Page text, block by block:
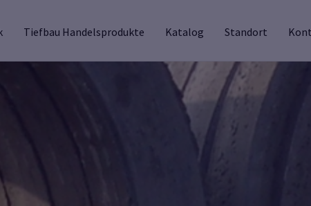
Tiefbau Handelsprodukte Katalog Standort